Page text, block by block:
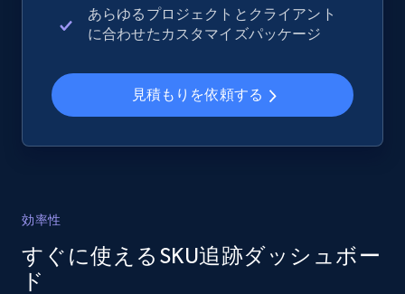
URL, Domain, Country code, Model number,
Sku, Product id, Product name, Manufacturer,
2.1K+ 355+ 今すぐ始める
using specified keywords
URL, Domain, Country code, Model number,
あらゆるプロジェクトとクライアント
に合わせたカスタマイズパッケージ
見積もりを依頼する
効率性
すぐに使えるSKU追跡ダッシュボー
ド